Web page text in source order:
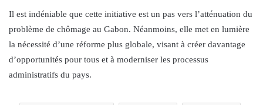
Il est indéniable que cette initiative est un pas vers l’atténuation du
problème de chômage au Gabon. Néanmoins, elle met en lumière
la nécessité d’une réforme plus globale, visant à créer davantage
d’opportunités pour tous et à moderniser les processus
administratifs du pays.